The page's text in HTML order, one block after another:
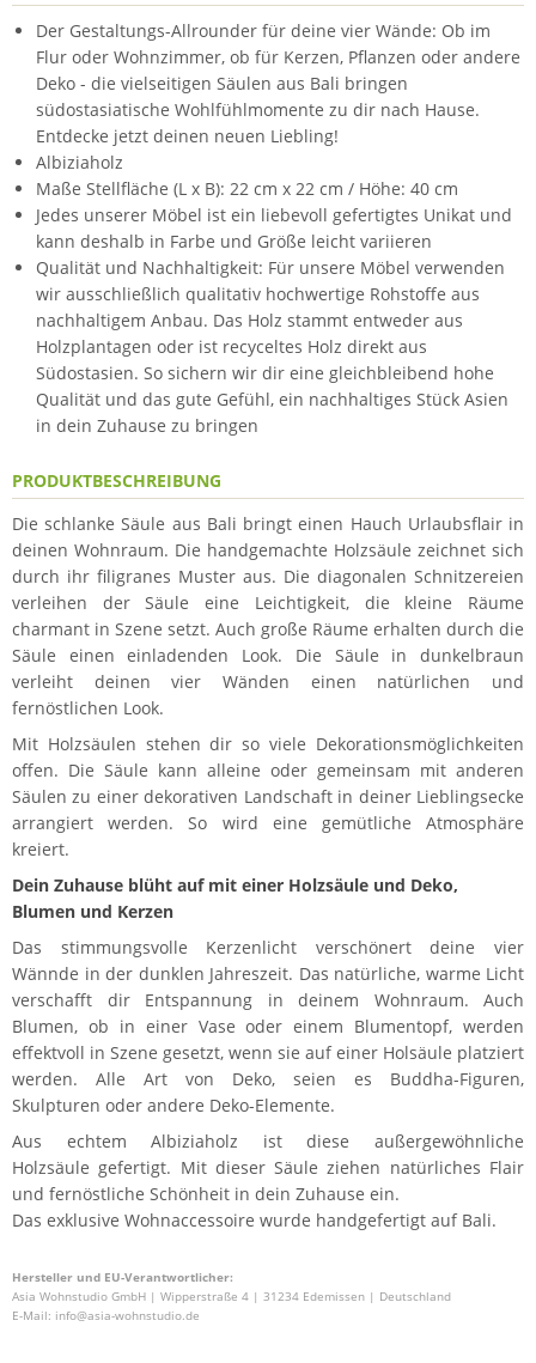
Der Gestaltungs-Allrounder für deine vier Wände: Ob im
Flur oder Wohnzimmer, ob für Kerzen, Pflanzen oder andere
Deko - die vielseitigen Säulen aus Bali bringen
südostasiatische Wohlfühlmomente zu dir nach Hause.
Entdecke jetzt deinen neuen Liebling!
Albiziaholz
Maße Stellfläche (L x B): 22 cm x 22 cm / Höhe: 40 cm
Jedes unserer Möbel ist ein liebevoll gefertigtes Unikat und
kann deshalb in Farbe und Größe leicht variieren
Qualität und Nachhaltigkeit: Für unsere Möbel verwenden
wir ausschließlich qualitativ hochwertige Rohstoffe aus
nachhaltigem Anbau. Das Holz stammt entweder aus
Holzplantagen oder ist recyceltes Holz direkt aus
Südostasien. So sichern wir dir eine gleichbleibend hohe
Qualität und das gute Gefühl, ein nachhaltiges Stück Asien
in dein Zuhause zu bringen
PRODUKTBESCHREIBUNG
Die schlanke Säule aus Bali bringt einen Hauch Urlaubsflair in
deinen Wohnraum. Die handgemachte Holzsäule zeichnet sich
durch ihr filigranes Muster aus. Die diagonalen Schnitzereien
verleihen der Säule eine Leichtigkeit, die kleine Räume
charmant in Szene setzt. Auch große Räume erhalten durch die
Säule einen einladenden Look. Die Säule in dunkelbraun
verleiht deinen vier Wänden einen natürlichen und
fernöstlichen Look.
Mit Holzsäulen stehen dir so viele Dekorationsmöglichkeiten
offen. Die Säule kann alleine oder gemeinsam mit anderen
Säulen zu einer dekorativen Landschaft in deiner Lieblingsecke
arrangiert werden. So wird eine gemütliche Atmosphäre
kreiert.
Dein Zuhause blüht auf mit einer Holzsäule und Deko,
Blumen und Kerzen
Das stimmungsvolle Kerzenlicht verschönert deine vier
Wännde in der dunklen Jahreszeit. Das natürliche, warme Licht
verschafft dir Entspannung in deinem Wohnraum. Auch
Blumen, ob in einer Vase oder einem Blumentopf, werden
effektvoll in Szene gesetzt, wenn sie auf einer Holsäule platziert
werden. Alle Art von Deko, seien es Buddha-Figuren,
Skulpturen oder andere Deko-Elemente.
Aus echtem Albiziaholz ist diese außergewöhnliche
Holzsäule gefertigt. Mit dieser Säule ziehen natürliches Flair
und fernöstliche Schönheit in dein Zuhause ein.
Das exklusive Wohnaccessoire wurde handgefertigt auf Bali.
Hersteller und EU-Verantwortlicher:
Asia Wohnstudio GmbH | Wipperstraße 4 | 31234 Edemissen | Deutschland
E-Mail: info@asia-wohnstudio.de